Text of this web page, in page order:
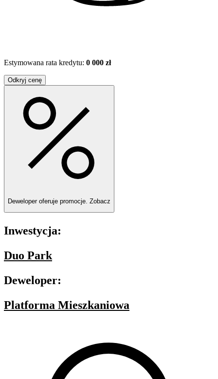
Estymowana rata kredytu: 0 000 zł
Odkryj cenę
Deweloper oferuje promocje. Zobacz
Inwestycja:
Duo Park
Deweloper:
Platforma Mieszkaniowa